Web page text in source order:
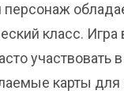
класс.
карты для